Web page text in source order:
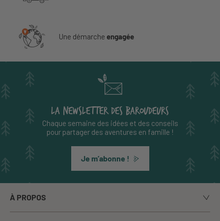
Une démarche engagée
LA NEWSLETTER DES BAROUDEURS
Chaque semaine des idées et des conseils
pour partager des aventures en famille !
Je m’abonne !
À PROPOS
Notre histoire